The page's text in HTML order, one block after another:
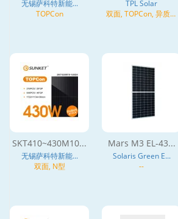
无锡萨科特新能...
TOPCon
TPL Solar
双面, TOPCon, 异质结
SKT410~430M10...
无锡萨科特新能...
双面, N型
Mars M3 EL-43...
Solaris Green E...
--